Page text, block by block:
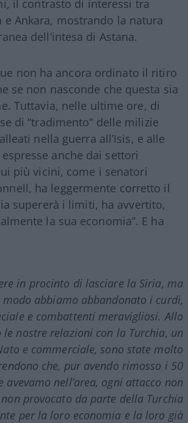
il contrasto di interessi tra
e Ankara, mostrando la natura
dell’intesa di Astana.
non ha ancora ordinato il ritiro
se non nasconde che questa sia
Tuttavia, nelle ultime ore, di
di “tradimento” delle milizie
nella guerra all’Isis, e alle
anche dai settori
più vicini, come i senatori
ha leggermente corretto il
supererà i limiti, ha avvertito,
la sua economia”. E ha
in procinto di lasciare la Siria, ma
modo abbiamo abbandonato i curdi,
e combattenti meravigliosi. Allo
le nostre relazioni con la Turchia, un
e commerciale, sono state molto
che, pur avendo rimosso i 50
avevamo nell’area, ogni attacco non
provocato da parte della Turchia
per la loro economia e la loro già